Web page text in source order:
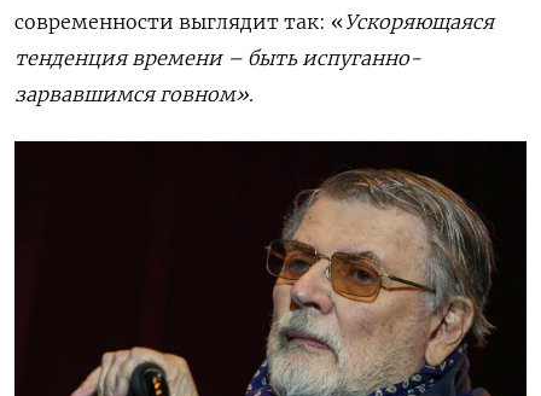
современности выглядит так: «Ускоряющаяся
тенденция времени – быть испуганно-
зарвавшимся говном».